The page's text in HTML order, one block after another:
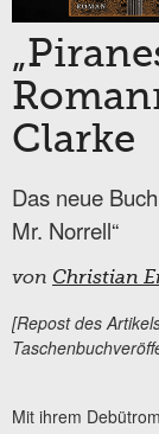
Clarke
Das neue
Mr. Norrell“
von Christian
[Repost des
Mit ihrem